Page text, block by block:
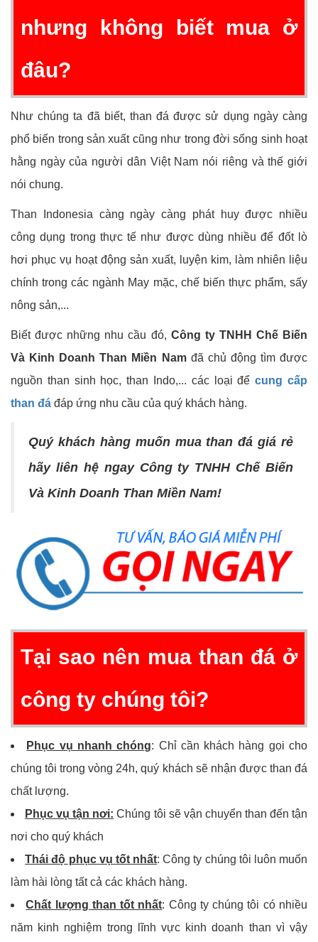
nhưng không biết mua ở
đâu?
Như chúng ta đã biết, than đá được sử dụng ngày càng
phổ biến trong sản xuất cũng như trong đời sống sinh hoạt
hằng ngày của người dân Việt Nam nói riêng và thế giới
nói chung.
Than Indonesia càng ngày càng phát huy được nhiều
công dụng trong thực tế như được dùng nhiều để đốt lò
hơi phục vụ hoạt động sản xuất, luyện kim, làm nhiên liệu
chính trong các ngành May mặc, chế biến thực phẩm, sấy
nông sản,...
Biết được những nhu cầu đó, Công ty TNHH Chế Biến
Và Kinh Doanh Than Miền Nam đã chủ động tìm được
nguồn than sinh học, than Indo,... các loại đểcung cấp
than đá đáp ứng nhu cầu của quý khách hàng.
Quý khách hàng muốn mua than đá giá rẻ
hãy liên hệ ngay Công ty TNHH Chế Biến
Và Kinh Doanh Than Miền Nam!
Tại sao nên mua than đá ở
công ty chúng tôi?
Phục vụ nhanh chóng: Chỉ cần khách hàng gọi cho
chúng tôi trong vòng 24h, quý khách sẽ nhận được than đá
chất lượng.
Phục vụ tận nơi: Chúng tôi sẽ vận chuyển than đến tận
nơi cho quý khách
Thái độ phục vụ tốt nhất: Công ty chúng tôi luôn muốn
làm hài lòng tất cả các khách hàng.
Chất lượng than tốt nhất: Công ty chúng tôi có nhiều
năm kinh nghiệm trong lĩnh vực kinh doanh than vì vậy